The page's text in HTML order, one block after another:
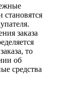
становятся
заказа
то
об
средства